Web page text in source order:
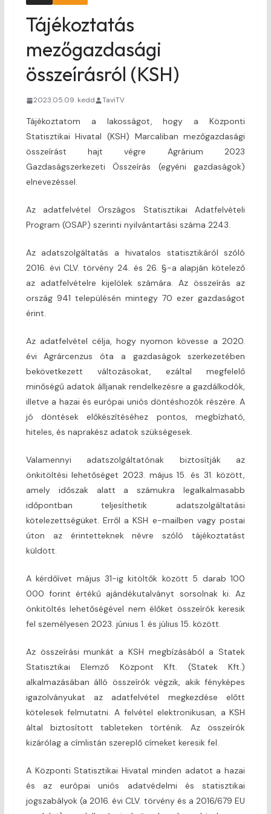
Tájékoztatás
mezőgazdasági
összeírásról (KSH)
2023.05.09. kedd TaviTV
Tájékoztatom a lakosságot, hogy a Központi
Statisztikai Hivatal (KSH) Marcaliban mezőgazdasági
összeírást hajt végre Agrárium 2023
Gazdaságszerkezeti Összeírás (egyéni gazdaságok)
elnevezéssel.
Az adatfelvétel Országos Statisztikai Adatfelvételi
Program (OSAP) szerinti nyilvántartási száma 2243.
Az adatszolgáltatás a hivatalos statisztikáról szóló
2016. évi CLV. törvény 24. és 26. §-a alapján kötelező
az adatfelvételre kijelölek számára. Az összeírás az
ország 941 településén mintegy 70 ezer gazdaságot
érint.
Az adatfelvétel célja, hogy nyomon kövesse a 2020.
évi Agrárcenzus óta a gazdaságok szerkezetében
bekövetkezett változásokat, ezáltal megfelelő
minőségű adatok álljanak rendelkezésre a gazdálkodók,
illetve a hazai és európai uniós döntéshozók részére. A
jó döntések előkészítéséhez pontos, megbízható,
hiteles, és naprakész adatok szükségesek.
Valamennyi adatszolgáltatónak biztosítják az
önkitöltési lehetőséget 2023. május 15. és 31. között,
amely időszak alatt a számukra legalkalmasabb
időpontban teljesíthetik adatszolgáltatási
kötelezettségüket. Erről a KSH e-mailben vagy postai
úton az érintetteknek névre szóló tájékoztatást
küldött.
A kérdőívet május 31-ig kitöltők között 5 darab 100
000 forint értékű ajándékutalványt sorsolnak ki. Az
önkitöltés lehetőségével nem élőket összeírók keresik
fel személyesen 2023. június 1. és július 15. között.
Az összeírási munkát a KSH megbízásából a Statek
Statisztikai Elemző Központ Kft. (Statek Kft.)
alkalmazásában álló összeírók végzik, akik fényképes
igazolványukat az adatfelvétel megkezdése előtt
kötelesek felmutatni. A felvétel elektronikusan, a KSH
által biztosított tableteken történik. Az összeírók
kizárólag a címlistán szereplő címeket keresik fel.
A Központi Statisztikai Hivatal minden adatot a hazai
és az európai uniós adatvédelmi és statisztikai
jogszabályok (a 2016. évi CLV. törvény és a 2016/679 EU